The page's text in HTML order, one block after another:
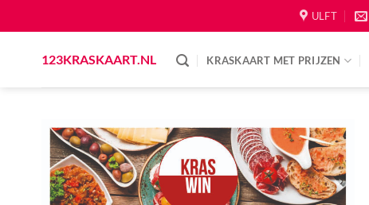
to
ULFT
123KRASKAART.NL KRASKAART MET PRIJZEN